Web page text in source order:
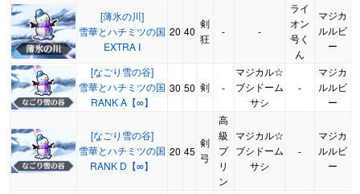
[薄氷の川]
雪華とハチミツの国
EXTRA I
20 40
剣
狂
- -
ライ
オン
号く
ん
マジカ
ルルビ
ー
[なごり雪の谷]
雪華とハチミツの国
RANK A【∞】
30 50 剣 -
マジカル☆
ブシドーム
サシ
-
マジカ
ルルビ
ー
[なごり雪の谷]
雪華とハチミツの国
RANK D【∞】
20 45
剣
弓
高
級
プ
リ
ン
マジカル☆
ブシドーム
サシ
-
マジカ
ルルビ
ー